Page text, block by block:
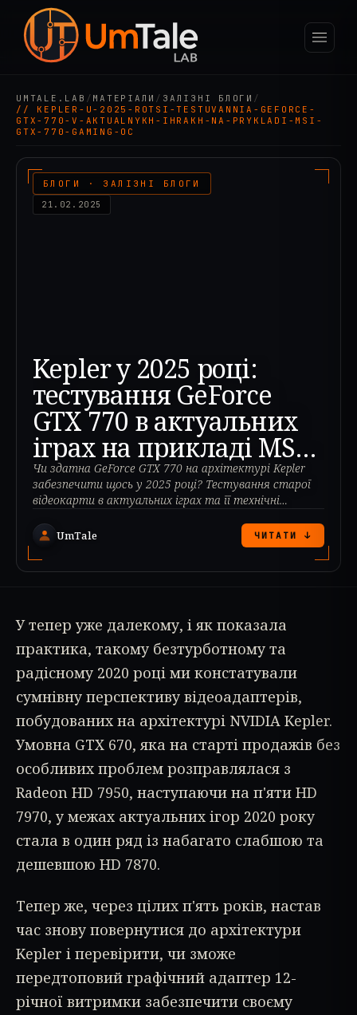
UMTALE.LAB / МАТЕРІАЛИ / ЗАЛІЗНІ БЛОГИ /
// KEPLER-U-2025-ROTSI-TESTUVANNIA-GEFORCE-
GTX-770-V-AKTUALNYKH-IHRAKH-NA-PRYKLADI-MSI-
GTX-770-GAMING-OC
БЛОГИ · ЗАЛІЗНІ БЛОГИ
21.02.2025
Kepler у 2025 році:
тестування GeForce
GTX 770 в актуальних
іграх на прикладі MSI
GTX 770 Gaming OC
Чи здатна GeForce GTX 770 на архітектурі Kepler
забезпечити щось у 2025 році? Тестування старої
відеокарти в актуальних іграх та її технічні
UmTale ЧИТАТИ ↓
У тепер уже далекому, і як показала
практика, такому безтурботному та
радісному 2020 році ми констатували
сумнівну перспективу відеоадаптерів,
побудованих на архітектурі NVIDIA Kepler.
Умовна GTX 670, яка на старті продажів без
особливих проблем розправлялася з
Radeon HD 7950, наступаючи на п'яти HD
7970, у межах актуальних ігор 2020 року
стала в один ряд із набагато слабшою та
дешевшою HD 7870.
Тепер же, через цілих п'ять років, настав
час знову повернутися до архітектури
Kepler і перевірити, чи зможе
передтоповий графічний адаптер 12-
річної витримки забезпечити своєму